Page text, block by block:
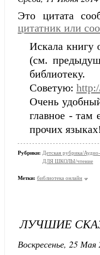
Это цитата
цитатник или
Искала книгу
(см.
библиотеку.
Советую:
Очень
главное - там
прочих
Рубрики: Детская рубрика/
ДЛЯ ШКОЛЫ/чтение
Метки: библиотека онлайн
ЛУЧШИЕ
Воскресенье, 25